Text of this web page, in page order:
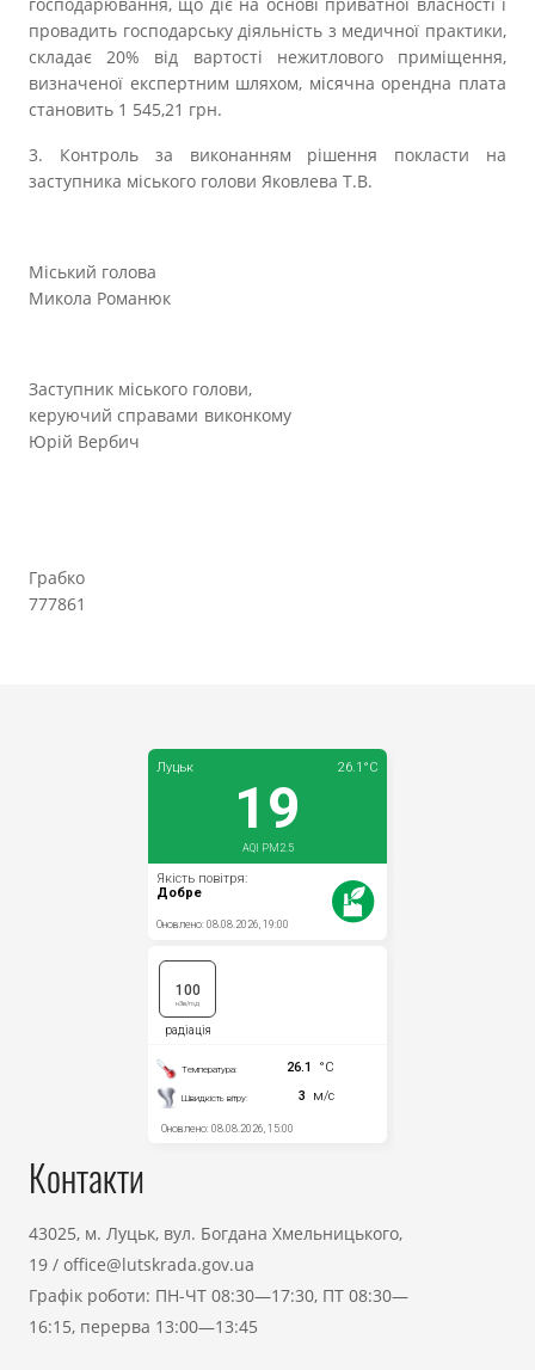
провадить господарську діяльність з медичної практики,
складає 20% від вартості нежитлового приміщення,
визначеної експертним шляхом, місячна орендна плата
становить 1 545,21 грн.
3. Контроль за виконанням рішення покласти на
заступника міського голови Яковлева Т.В.
Міський голова
Микола Романюк
Заступник міського голови,
керуючий справами виконкому
Юрій Вербич
Грабко
777861
Контакти
43025, м. Луцьк, вул. Богдана Хмельницького,
19 / office@lutskrada.gov.ua
Графік роботи: ПН-ЧТ 08:30—17:30, ПТ 08:30—
16:15, перерва 13:00—13:45